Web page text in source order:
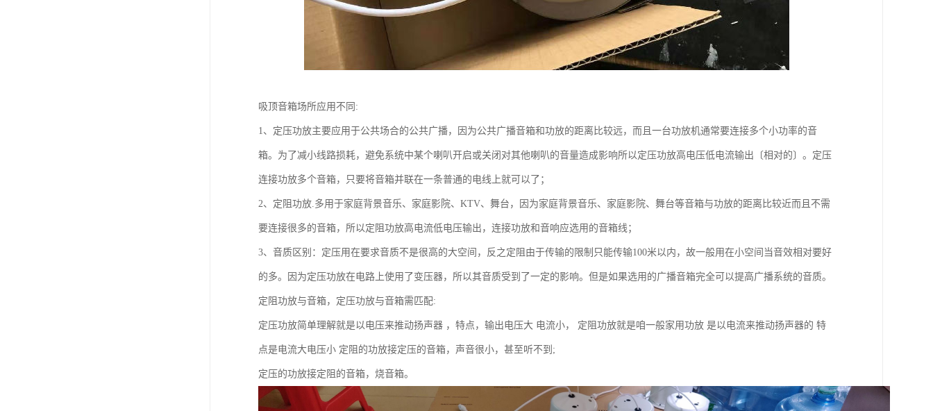
吸顶音箱场所应用不同:
1、定压功放主要应用于公共场合的公共广播，因为公共广播音箱和功放的距离比较远，而且一台功放机通常要连接多个小功率的音
箱。为了减小线路损耗，避免系统中某个喇叭开启或关闭对其他喇叭的音量造成影响所以定压功放高电压低电流输出〔相对的〕。定压
连接功放多个音箱，只要将音箱并联在一条普通的电线上就可以了；
2、定阻功放.多用于家庭背景音乐、家庭影院、KTV、舞台，因为家庭背景音乐、家庭影院、舞台等音箱与功放的距离比较近而且不需
要连接很多的音箱，所以定阻功放高电流低电压输出，连接功放和音响应选用的音箱线；
3、音质区别：定压用在要求音质不是很高的大空间，反之定阻由于传输的限制只能传输100米以内，故一般用在小空间当音效相对要好
的多。因为定压功放在电路上使用了变压器，所以其音质受到了一定的影响。但是如果选用的广播音箱完全可以提高广播系统的音质。
定阻功放与音箱，定压功放与音箱需匹配:
定压功放简单理解就是以电压来推动扬声器 ，特点，输出电压大 电流小， 定阻功放就是咱一般家用功放 是以电流来推动扬声器的 特
点是电流大电压小 定阻的功放接定压的音箱，声音很小，甚至听不到;
定压的功放接定阻的音箱，烧音箱。